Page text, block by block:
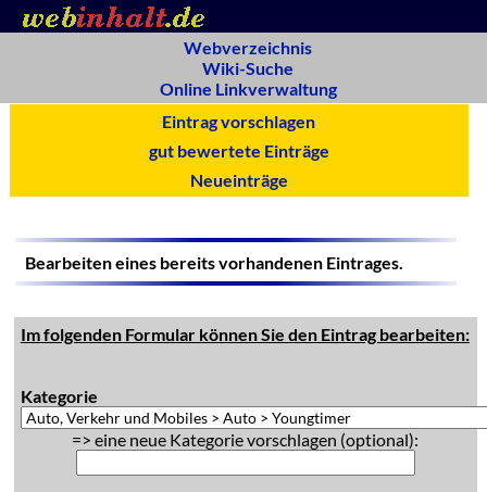
Webverzeichnis
Wiki-Suche
Online Linkverwaltung
Eintrag vorschlagen
gut bewertete Einträge
Neueinträge
Bearbeiten eines bereits vorhandenen Eintrages.
Im folgenden Formular können Sie den Eintrag bearbeiten:
Kategorie
=> eine neue Kategorie vorschlagen (optional):